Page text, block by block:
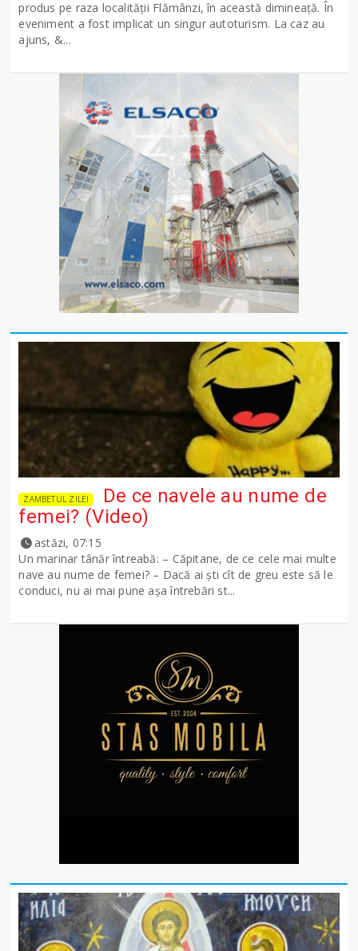
produs pe raza localității Flămânzi, în această dimineață. În
eveniment a fost implicat un singur autoturism. La caz au
ajuns, &...
ZAMBETUL ZILEI
De ce navele au nume de
femei? (Video)
astăzi, 07:15
Un marinar tânăr întreabă: – Căpitane, de ce cele mai multe
nave au nume de femei? – Dacă ai şti cît de greu este să le
conduci, nu ai mai pune așa întrebări st...